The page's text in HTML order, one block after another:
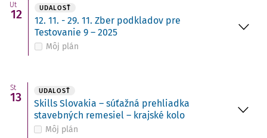
Ut
12 UDALOSŤ
12. 11. - 29. 11. Zber podkladov pre
Testovanie 9 – 2025
Môj plán
St
13 UDALOSŤ
Skills Slovakia – súťažná prehliadka
stavebných remesiel – krajské kolo
Môj plán